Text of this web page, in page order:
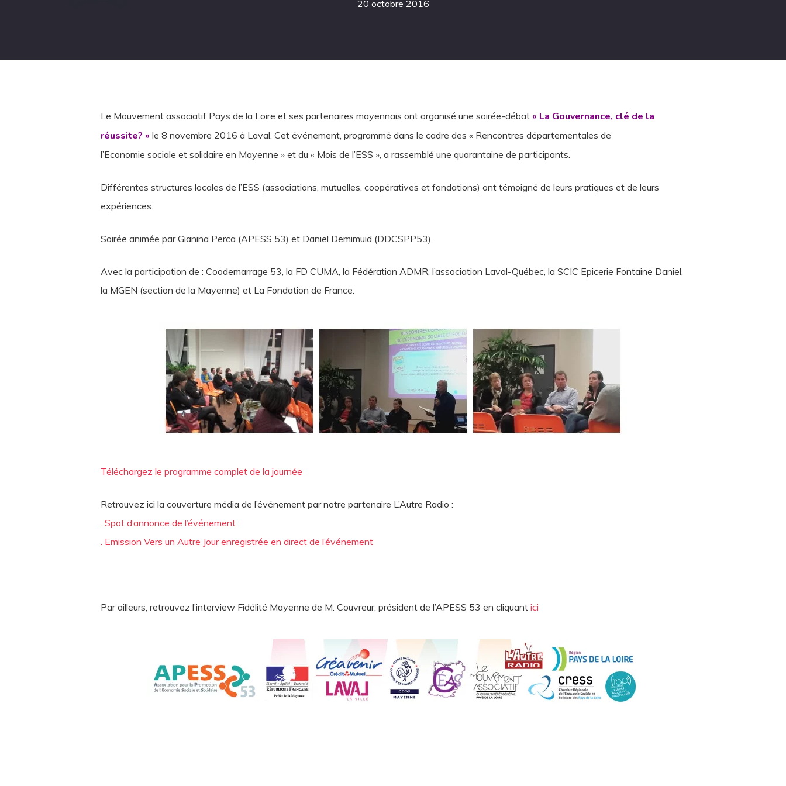
20 octobre 2016
Le Mouvement associatif Pays de la Loire et ses partenaires mayennais ont organisé une soirée-débat « La Gouvernance, clé de la
réussite? » le 8 novembre 2016 à Laval. Cet événement, programmé dans le cadre des « Rencontres départementales de
l’Economie sociale et solidaire en Mayenne » et du « Mois de l’ESS », a rassemblé une quarantaine de participants.
Différentes structures locales de l’ESS (associations, mutuelles, coopératives et fondations) ont témoigné de leurs pratiques et de leurs
expériences.
Soirée animée par Gianina Perca (APESS 53) et Daniel Demimuid (DDCSPP53).
Avec la participation de : Coodemarrage 53, la FD CUMA, la Fédération ADMR, l’association Laval-Québec, la SCIC Epicerie Fontaine Daniel,
la MGEN (section de la Mayenne) et La Fondation de France.
Téléchargez le programme complet de la journée
Retrouvez ici la couverture média de l’événement par notre partenaire L’Autre Radio :
. Spot d’annonce de l’événement
. Emission Vers un Autre Jour enregistrée en direct de l’événement
Par ailleurs, retrouvez l’interview Fidélité Mayenne de M. Couvreur, président de l’APESS 53 en cliquantici